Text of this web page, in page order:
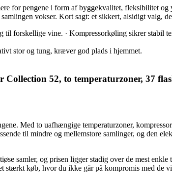
for pengene i form af byggekvalitet, fleksibilitet
vokser. Kort sagt: et sikkert, alsidigt valg,
til forskellige vine. · Kompressorkøling sikrer stabil
stor og tung, kræver god plads i hjemmet.
52, to temperaturzoner, 37
Med to uafhængige temperaturzoner,
til mindre og mellemstore samlinger, og den
samler, og prisen ligger stadig over de mest
stærkt køb, hvor du ikke går på kompromis med de